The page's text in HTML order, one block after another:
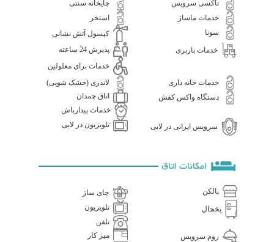
تاکسی سرویس
چایخانه سنتی
خدمات ماساژ
استخر
سونا
کپسول آتش نشانی
خدمات باربری
پذیرش 24 ساعته
خدمات برای معلولین
خدمات خانه داری
لاندری (خشک شویی)
دستگاه واکس کفش
اتاق چمدان
خدمات بیدارباش
سرویس ایرانی در لابی
تلویزیون در لابی
امکانات اتاق
بالکن
چای ساز
یخچال
تلویزیون
تلفن
روم سرویس
میز کار